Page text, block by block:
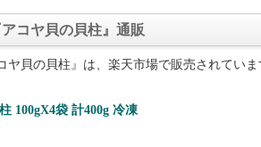
コヤ貝の貝柱』通販
ヤ貝の貝柱』は、楽天市場で販売されていま
100gX4袋 計400g 冷凍